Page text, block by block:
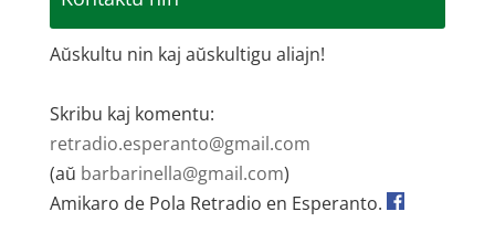
Aŭskultu nin kaj aŭskultigu aliajn!
Skribu kaj komentu:
retradio.esperanto@gmail.com
(aŭ barbarinella@gmail.com)
Amikaro de Pola Retradio en Esperanto.